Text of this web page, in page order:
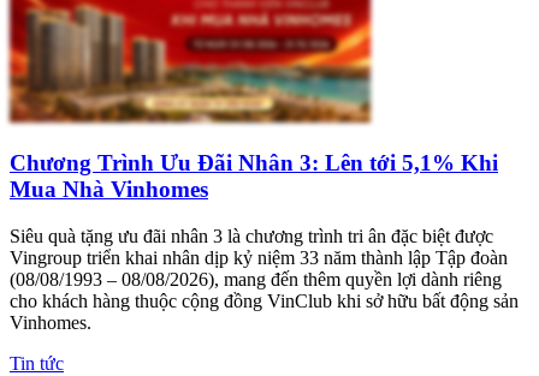
Chương Trình Ưu Đãi Nhân 3: Lên tới 5,1% Khi
Mua Nhà Vinhomes
Siêu quà tặng ưu đãi nhân 3 là chương trình tri ân đặc biệt được
Vingroup triển khai nhân dịp kỷ niệm 33 năm thành lập Tập đoàn
(08/08/1993 – 08/08/2026), mang đến thêm quyền lợi dành riêng
cho khách hàng thuộc cộng đồng VinClub khi sở hữu bất động sản
Vinhomes.
Tin tức